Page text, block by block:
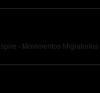
- Movimentos Migratorios